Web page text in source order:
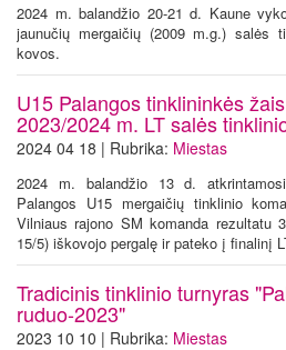
2024 m. balandžio 20-21 d. Kaune
jaunučių mergaičių (2009 m.g.) salės
kovos.
U15 Palangos tinklininkės
2023/2024 m. LT salės
2024 04 18 | Rubrika: Miestas
2024 m. balandžio 13 d.
Palangos U15 mergaičių tinklinio
Vilniaus rajono SM komanda rezultatu
15/5) iškovojo pergalę ir pateko į finalinį
Tradicinis tinklinio turnyras
ruduo-2023"
2023 10 10 | Rubrika: Miestas